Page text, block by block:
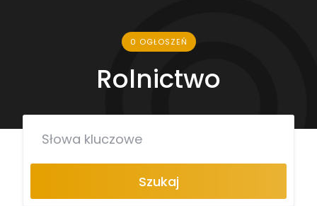
0 OGŁOSZEŃ
Rolnictwo
Szukaj